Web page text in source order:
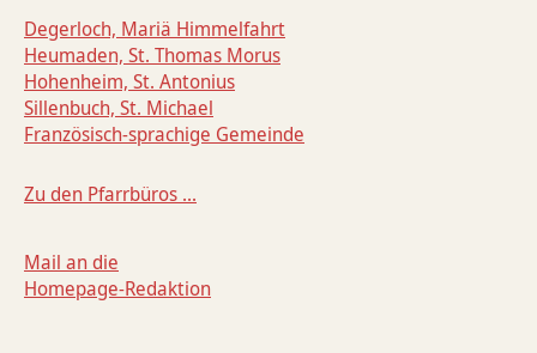
Degerloch, Mariä Himmelfahrt
Heumaden, St. Thomas Morus
Hohenheim, St. Antonius
Sillenbuch, St. Michael
Französisch-sprachige Gemeinde
Zu den Pfarrbüros ...
Mail an die
Homepage-Redaktion